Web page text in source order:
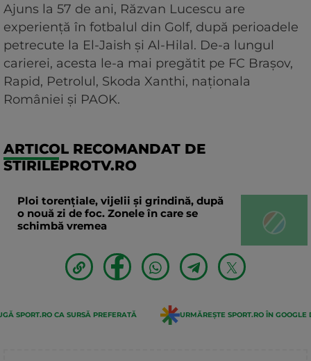
Ajuns la 57 de ani, Răzvan Lucescu are
experiență în fotbalul din Golf, după perioadele
petrecute la El-Jaish și Al-Hilal. De-a lungul
carierei, acesta le-a mai pregătit pe FC Brașov,
Rapid, Petrolul, Skoda Xanthi, naționala
României și PAOK.
ARTICOL RECOMANDAT DE
STIRILEPROTV.RO
Ploi torențiale, vijelii și grindină, după
o nouă zi de foc. Zonele în care se
schimbă vremea
SPORT.RO CA SURSĂ PREFERATĂ URMĂREȘTE SPORT.RO ÎN GOOGLE